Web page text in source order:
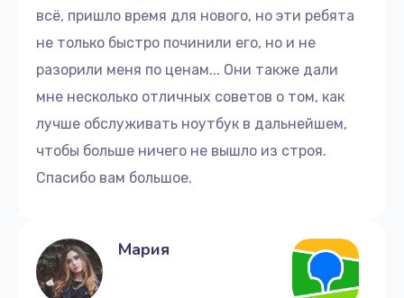
всё, пришло время для нового, но эти ребята
не только быстро починили его, но и не
разорили меня по ценам... Они также дали
мне несколько отличных советов о том, как
лучше обслуживать ноутбук в дальнейшем,
чтобы больше ничего не вышло из строя.
Спасибо вам большое.
Мария